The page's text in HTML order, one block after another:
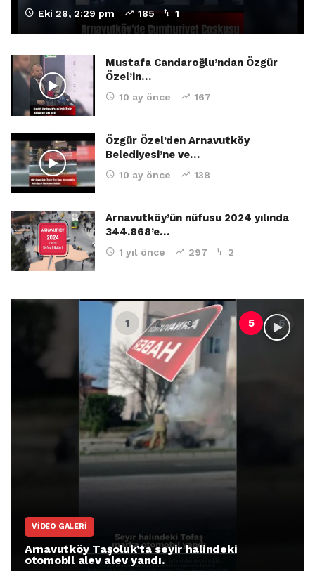
Eki 28, 2:29 pm 185 1
Mustafa Candaroğlu’ndan Özgür
Özel’in…
10 ay önce 167
Özgür Özel’den Arnavutköy
Belediyesi’ne ve…
10 ay önce 138
Arnavutköy’ün nüfusu 2024 yılında
344.868’e…
1 yıl önce 297 2
VIDEO GALERI
Arnavutköy Taşoluk’ta seyir halindeki
otomobil alev alev yandı.